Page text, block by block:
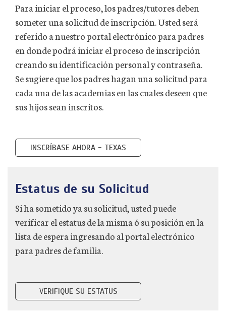
Para iniciar el proceso, los padres/tutores deben
someter una solicitud de inscripción. Usted será
referido a nuestro portal electrónico para padres
en donde podrá iniciar el proceso de inscripción
creando su identificación personal y contraseña.
Se sugiere que los padres hagan una solicitud para
cada una de las academias en las cuales deseen que
sus hijos sean inscritos.
INSCRÍBASE AHORA - TEXAS
Estatus de su Solicitud
Si ha sometido ya su solicitud, usted puede
verificar el estatus de la misma ó su posición en la
lista de espera ingresando al portal electrónico
para padres de familia.
VERIFIQUE SU ESTATUS